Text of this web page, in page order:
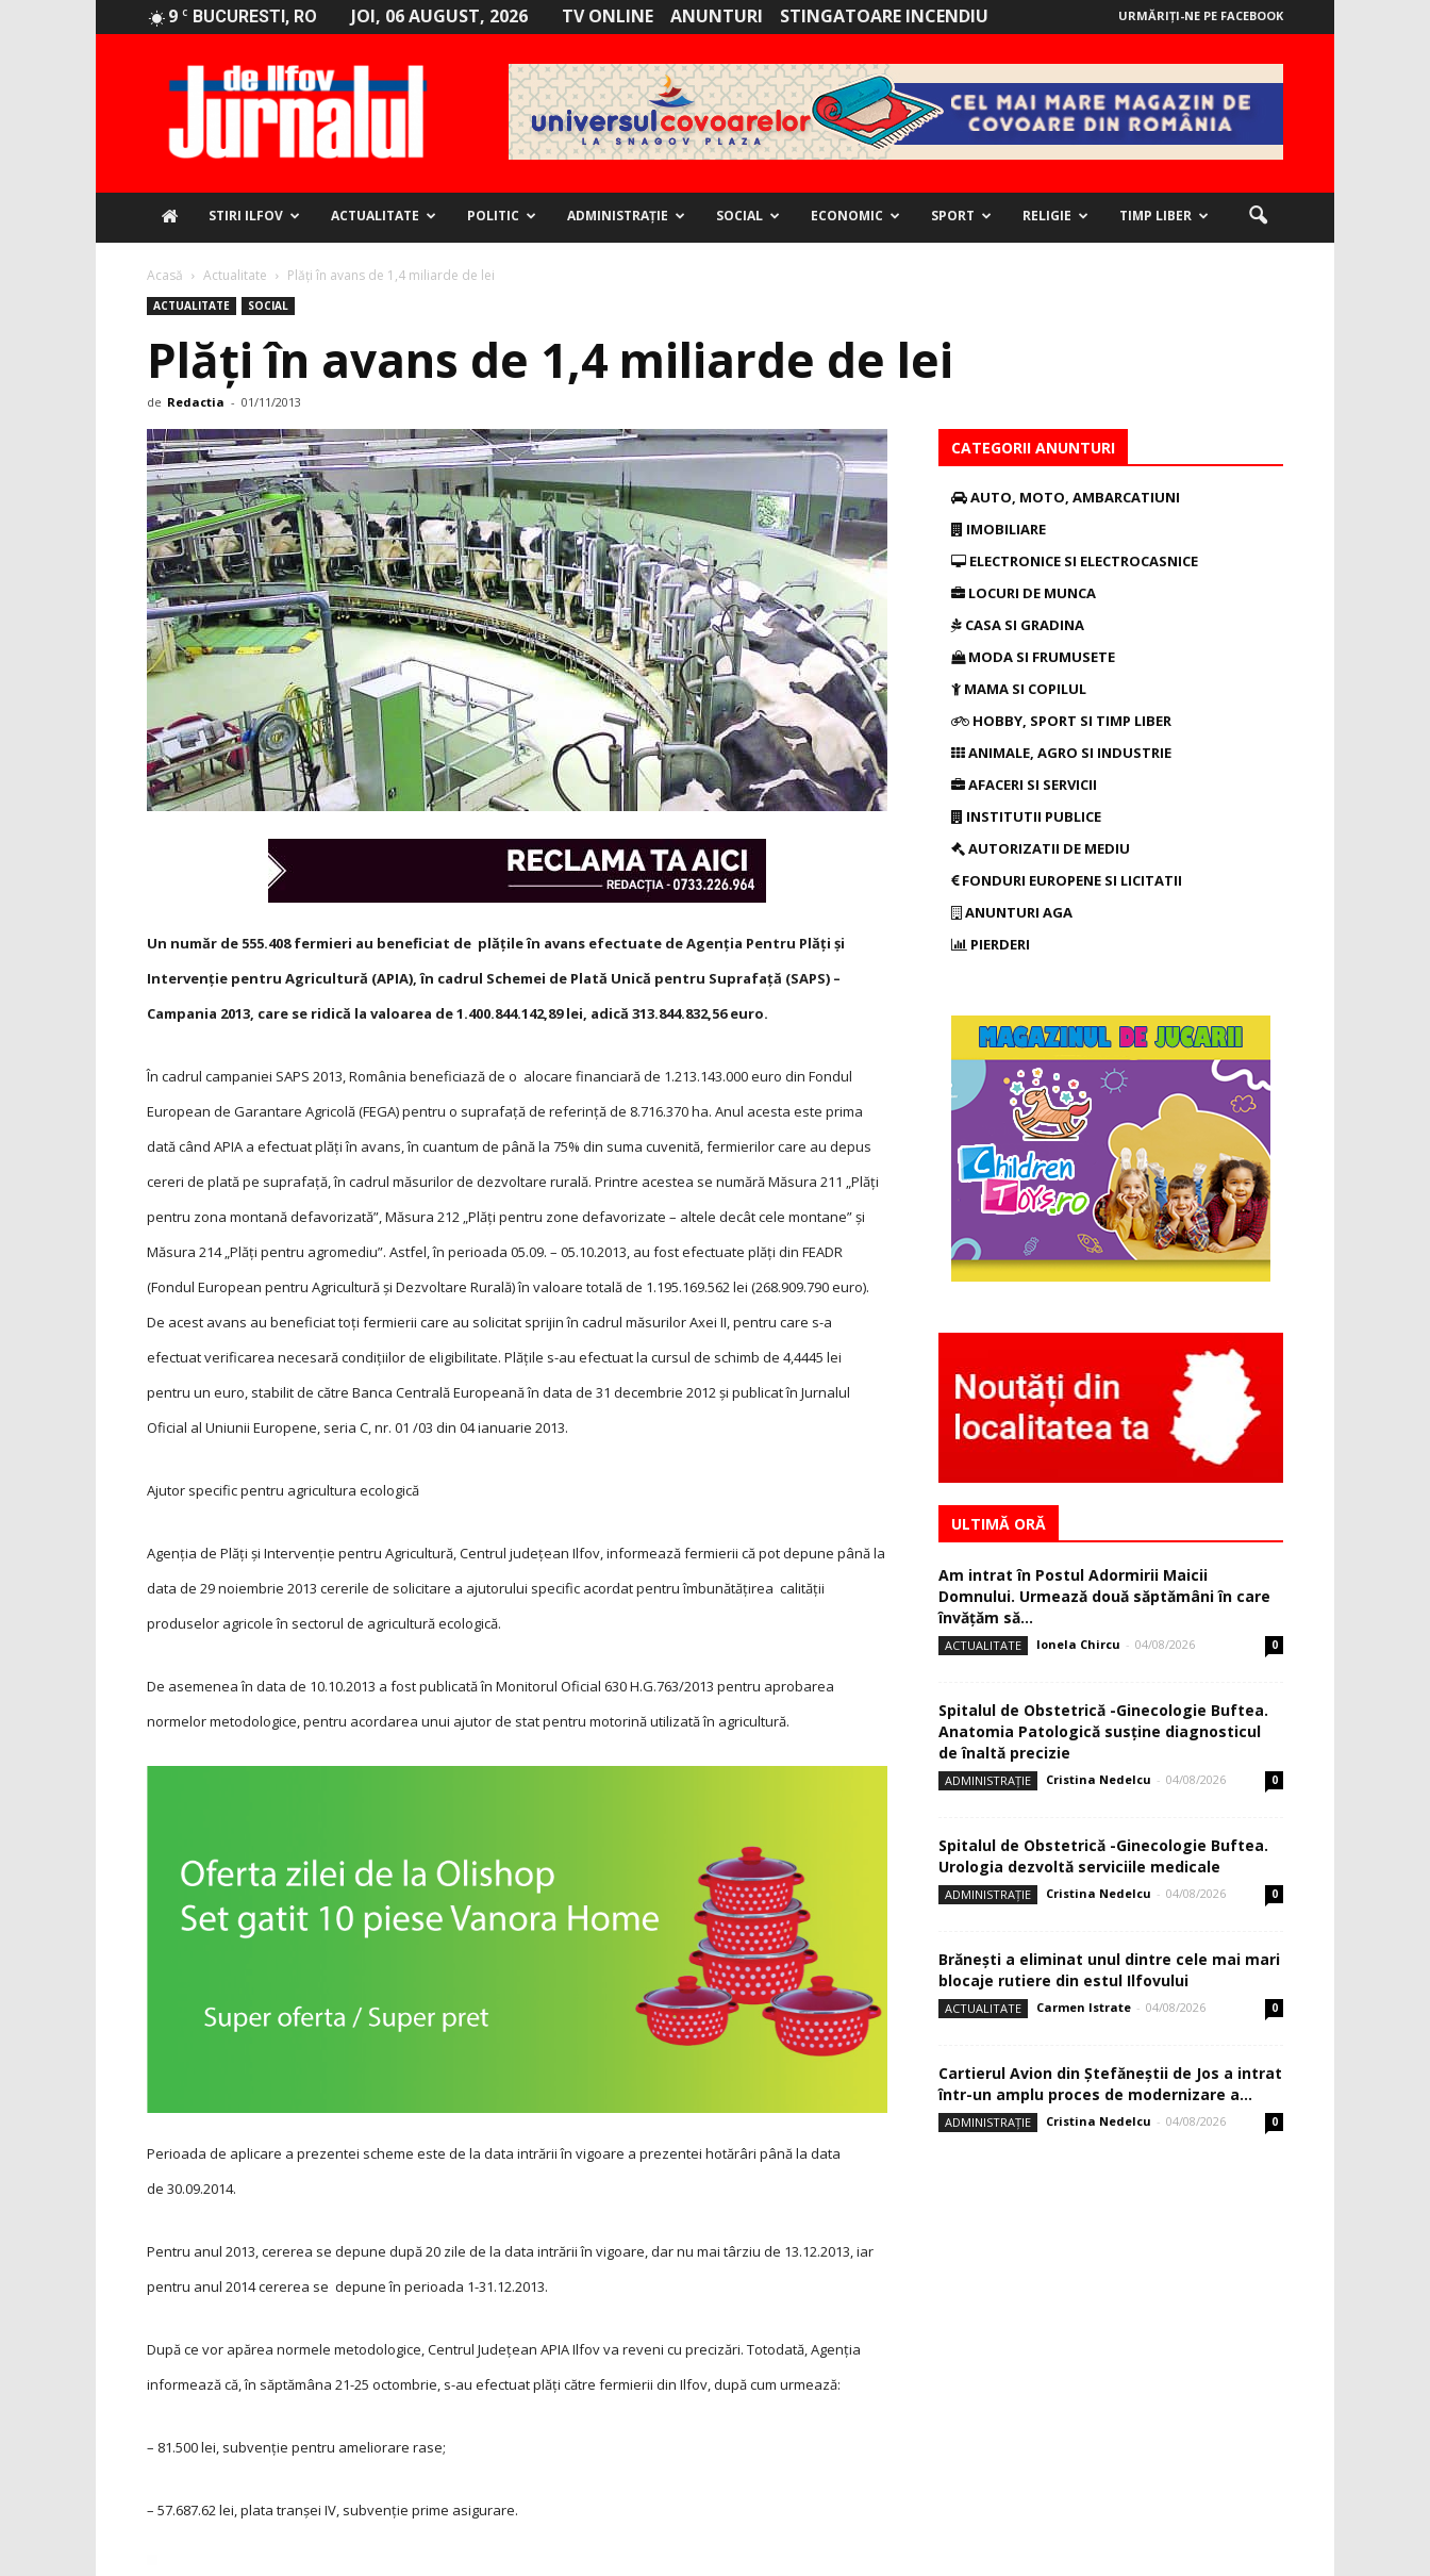
9 C BUCURESTI, RO JOI, 06 AUGUST, 2026 TV ONLINE ANUNTURI STINGATOARE INCENDIU URMĂRIȚI-NE PE FACEBOOK
STIRI ILFOV ACTUALITATE POLITIC ADMINISTRAȚIE SOCIAL ECONOMIC SPORT RELIGIE TIMP LIBER
Acasă Actualitate Plăți în avans de 1,4 miliarde de lei
ACTUALITATE SOCIAL
Plăți în avans de 1,4 miliarde de lei
de Redactia - 01/11/2013
Un număr de 555.408 fermieri au beneficiat de plățile în avans efectuate de Agenția Pentru Plăți și
Intervenție pentru Agricultură (APIA), în cadrul Schemei de Plată Unică pentru Suprafață (SAPS) –
Campania 2013, care se ridică la valoarea de 1.400.844.142,89 lei, adică 313.844.832,56 euro.
În cadrul campaniei SAPS 2013, România beneficiază de o alocare financiară de 1.213.143.000 euro din Fondul
European de Garantare Agricolă (FEGA) pentru o suprafață de referință de 8.716.370 ha. Anul acesta este prima
dată când APIA a efectuat plăți în avans, în cuantum de până la 75% din suma cuvenită, fermierilor care au depus
cereri de plată pe suprafață, în cadrul măsurilor de dezvoltare rurală. Printre acestea se numără Măsura 211 „Plăți
pentru zona montană defavorizată”, Măsura 212 „Plăți pentru zone defavorizate – altele decât cele montane” și
Măsura 214 „Plăți pentru agromediu”. Astfel, în perioada 05.09. – 05.10.2013, au fost efectuate plăți din FEADR
(Fondul European pentru Agricultură și Dezvoltare Rurală) în valoare totală de 1.195.169.562 lei (268.909.790 euro).
De acest avans au beneficiat toți fermierii care au solicitat sprijin în cadrul măsurilor Axei II, pentru care s-a
efectuat verificarea necesară condițiilor de eligibilitate. Plățile s-au efectuat la cursul de schimb de 4,4445 lei
pentru un euro, stabilit de către Banca Centrală Europeană în data de 31 decembrie 2012 și publicat în Jurnalul
Oficial al Uniunii Europene, seria C, nr. 01 /03 din 04 ianua­rie 2013.
Ajutor specific pentru agricultura ecologică
Agenţia de Plăţi şi Intervenţie pentru Agricultură, Centrul judeţean Ilfov, informează fermierii că pot depune până la
data de 29 noiembrie 2013 cererile de solicitare a ajutorului specific acordat pentru îmbunătăţirea calităţii
produselor agricole în sectorul de agricultură ecologică.
De asemenea în data de 10.10.2013 a fost publicată în Monitorul Oficial 630 H.G.763/2013 pentru apro­barea
normelor metodologice, pen­tru acordarea unui ajutor de stat pentru motorină utilizată în agricultură.
Perioada de aplicare a prezentei scheme este de la data intrării în vigoare a prezentei hotărâri până la data
de 30.09.2014.
Pentru anul 2013, cererea se depune după 20 zile de la data intrării în vigoare, dar nu mai târziu de 13.12.2013, iar
pentru anul 2014 ce­rerea se depune în pe­rioa­da 1-31.12.2013.
După ce vor apărea normele metodologice, Centrul Județean APIA Ilfov va reveni cu precizări. Totodată, Agenția
informează că, în săptămâna 21-25 octombrie, s-au efectuat plăţi către fermierii din Ilfov, după cum urmează:
– 81.500 lei, subvenţie pentru ameliorare rase;
– 57.687.62 lei, plata tranşei IV, subvenţie prime asigurare.
CATEGORII ANUNTURI
AUTO, MOTO, AMBARCATIUNI
IMOBILIARE
ELECTRONICE SI ELECTROCASNICE
LOCURI DE MUNCA
CASA SI GRADINA
MODA SI FRUMUSETE
MAMA SI COPILUL
HOBBY, SPORT SI TIMP LIBER
ANIMALE, AGRO SI INDUSTRIE
AFACERI SI SERVICII
INSTITUTII PUBLICE
AUTORIZATII DE MEDIU
FONDURI EUROPENE SI LICITATII
ANUNTURI AGA
PIERDERI
ULTIMĂ ORĂ
Am intrat în Postul Adormirii Maicii
Domnului. Urmează două săptămâni în care
învăţăm să...
ACTUALITATE Ionela Chircu - 04/08/2026 0
Spitalul de Obstetrică -Ginecologie Buftea.
Anatomia Patologică susţine diagnosticul
de înaltă precizie
ADMINISTRAȚIE Cristina Nedelcu - 04/08/2026 0
Spitalul de Obstetrică -Ginecologie Buftea.
Urologia dezvoltă serviciile medicale
ADMINISTRAȚIE Cristina Nedelcu - 04/08/2026 0
Brănești a eliminat unul dintre cele mai mari
blocaje rutiere din estul Ilfovului
ACTUALITATE Carmen Istrate - 04/08/2026 0
Cartierul Avion din Ştefăneştii de Jos a intrat
într-un amplu proces de modernizare a...
ADMINISTRAȚIE Cristina Nedelcu - 04/08/2026 0